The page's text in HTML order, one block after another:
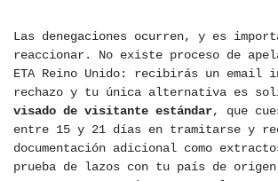
Las denegaciones ocurren, y es
reaccionar. No existe proceso de
ETA Reino Unido: recibirás un email
rechazo y tu única alternativa es
visado de visitante estándar, que
entre 15 y 21 días en tramitarse y
documentación adicional como
prueba de lazos con tu país de